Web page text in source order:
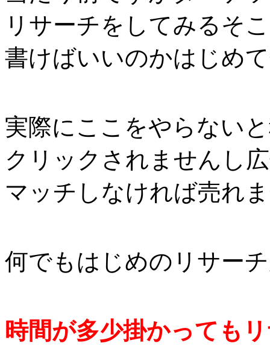
リサーチをしてみるそ
書けばいいのかはじめ
実際にここをやらない
クリックされませんし
マッチしなければ売れ
何でもはじめのリサー
時間が多少掛かっても